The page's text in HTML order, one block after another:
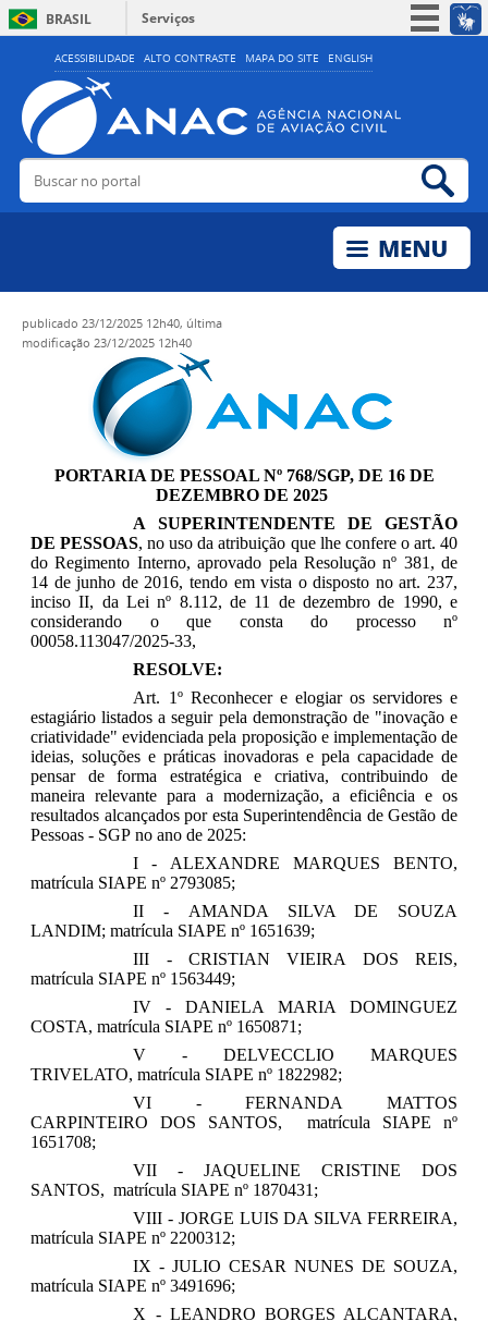
ACESSIBILIDADE ALTO CONTRASTE MAPA DO SITE ENGLISH
BRASIL
Serviços
Simplifique!
Acesso à informação
Legislação
Buscar no portal
publicado 23/12/2025 12h40, última
modificação 23/12/2025 12h40
PORTARIA DE PESSOAL Nº 768/SGP, DE 16 DE
DEZEMBRO DE 2025
A SUPERINTENDENTE DE GESTÃO
DE PESSOAS, no uso da atribuição que lhe confere o art. 40
do Regimento Interno, aprovado pela Resolução nº 381, de
14 de junho de 2016, tendo em vista o disposto no art. 237,
inciso II, da Lei nº 8.112, de 11 de dezembro de 1990, e
considerando o que consta do processo nº
00058.113047/2025-33,
RESOLVE:
Art. 1º Reconhecer e elogiar os servidores e
estagiário listados a seguir pela demonstração de "inovação e
criatividade" evidenciada pela proposição e implementação de
ideias, soluções e práticas inovadoras e pela capacidade de
pensar de forma estratégica e criativa, contribuindo de
maneira relevante para a modernização, a eficiência e os
resultados alcançados por esta Superintendência de Gestão de
Pessoas - SGP no ano de 2025:
I - ALEXANDRE MARQUES BENTO,
matrícula SIAPE nº 2793085;
II - AMANDA SILVA DE SOUZA
LANDIM; matrícula SIAPE nº 1651639;
III - CRISTIAN VIEIRA DOS REIS,
matrícula SIAPE nº 1563449;
IV - DANIELA MARIA DOMINGUEZ
COSTA, matrícula SIAPE nº 1650871;
V - DELVECCLIO MARQUES
TRIVELATO, matrícula SIAPE nº 1822982;
VI - FERNANDA MATTOS
CARPINTEIRO DOS SANTOS, matrícula SIAPE nº
1651708;
VII - JAQUELINE CRISTINE DOS
SANTOS, matrícula SIAPE nº 1870431;
VIII - JORGE LUIS DA SILVA FERREIRA,
matrícula SIAPE nº 2200312;
IX - JULIO CESAR NUNES DE SOUZA,
matrícula SIAPE nº 3491696;
X - LEANDRO BORGES ALCANTARA,